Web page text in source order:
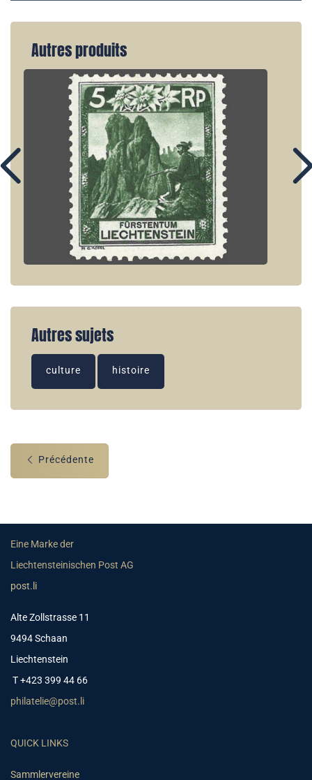
Autres produits
Autres sujets
culture histoire
Précédente
Eine Marke der
Liechtensteinischen Post AG
post.li
Alte Zollstrasse 11
9494 Schaan
Liechtenstein
T +423 399 44 66
philatelie@post.li
QUICK LINKS
Sammlervereine